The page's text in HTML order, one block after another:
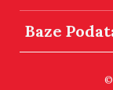
Baze
©